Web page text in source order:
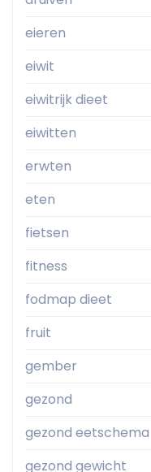
eieren
eiwit
eiwitrijk dieet
eiwitten
erwten
eten
fietsen
fitness
fodmap dieet
fruit
gember
gezond
gezond eetschema
gezond gewicht